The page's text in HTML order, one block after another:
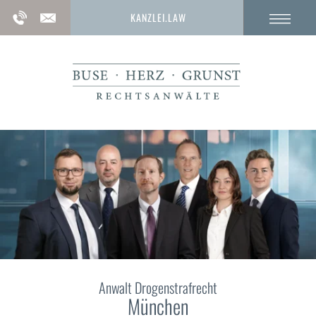
KANZLEI.LAW
Anwalt Drogenstrafrecht
München